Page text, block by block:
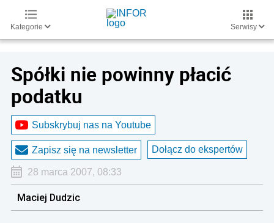
Kategorie Serwisy
Spółki nie powinny płacić
podatku
Subskrybuj nas na Youtube
Zapisz się na newsletter Dołącz do ekspertów
28 marca 2007, 08:33
Maciej Dudzic